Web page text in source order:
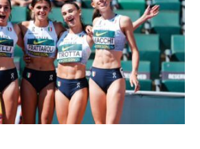
| IL POST-PARTITA: commenta
tra Cagliari e Nizza